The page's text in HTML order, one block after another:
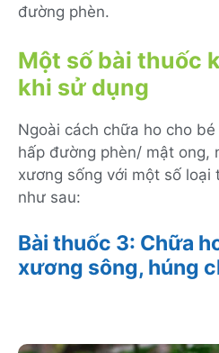
đường phèn.
Một số bài thuốc
khi sử dụng
Ngoài cách chữa ho cho
hấp đường phèn/ mật ong,
xương sống với một số loại
như sau:
Bài thuốc 3: Chữa
xương sông, húng